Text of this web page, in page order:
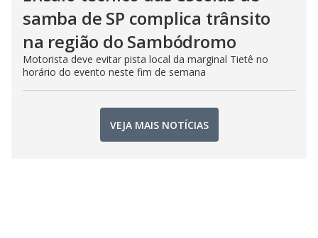
samba de SP complica trânsito
na região do Sambódromo
Motorista deve evitar pista local da marginal Tietê no
horário do evento neste fim de semana
VEJA MAIS NOTÍCIAS